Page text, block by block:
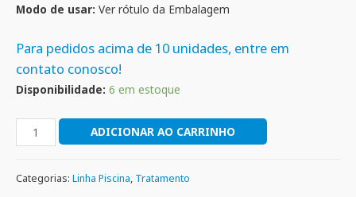
Modo de usar: Ver rótulo da Embalagem
Para pedidos acima de 10 unidades, entre em
contato conosco!
Disponibilidade: 6 em estoque
ADICIONAR AO CARRINHO
Categorias: Linha Piscina, Tratamento